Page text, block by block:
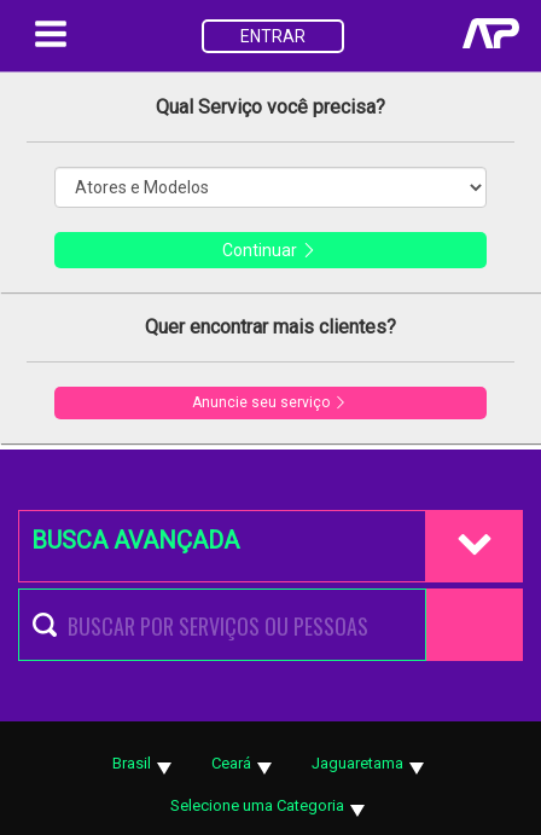
ENTRAR
Qual Serviço você precisa?
Continuar
Quer encontrar mais clientes?
Anuncie seu serviço
BUSCA AVANÇADA
Brasil Ceará Jaguaretama
Selecione uma Categoria